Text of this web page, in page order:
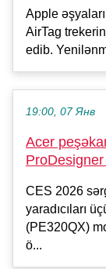
Apple
AirTag
edib.
19:00, 07 Янв
Acer
CES 2026
yaradıcıları
(PE320QX)
ö...